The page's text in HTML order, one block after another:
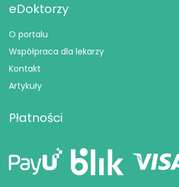
eDoktorzy
O portalu
Współpraca dla lekarzy
Kontakt
Artykuły
Płatności